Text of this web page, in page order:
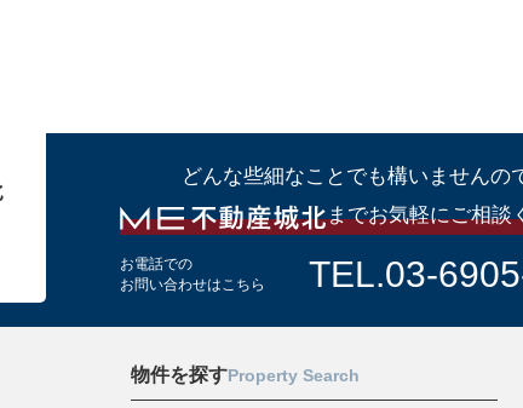
どんな些細なことでも構いませんの
までお気軽にご相談
お電話での
お問い合わせはこちら
TEL.03-
物件を探すProperty Search